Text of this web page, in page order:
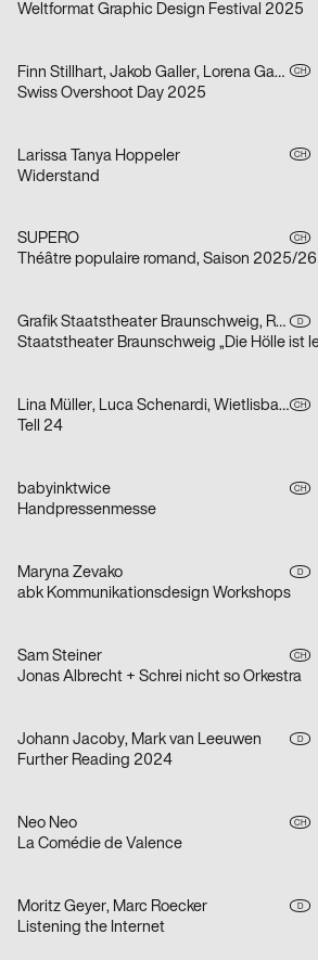
Weltformat Graphic Design Festival 2025
Finn Stillhart, Jakob Galler, Lorena Gamper CH
Swiss Overshoot Day 2025
Larissa Tanya Hoppeler CH
Widerstand
SUPERO CH
Théâtre populaire romand, Saison 2025/26
Grafik Staatstheater Braunschweig, Running Water Creative Group, Studio Max Kuwertz D
Lina Müller, Luca Schenardi, Wietlisbach Sophie CH
Tell 24
babyinktwice CH
Handpressenmesse
Maryna Zevako D
abk Kommunikationsdesign Workshops
Sam Steiner CH
Jonas Albrecht + Schrei nicht so Orkestra
Johann Jacoby, Mark van Leeuwen D
Further Reading 2024
Neo Neo CH
La Comédie de Valence
Moritz Geyer, Marc Roecker D
Listening the Internet